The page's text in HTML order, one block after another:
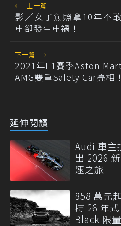
← 上一篇
影／女子駕照拿10年不
車卻發生車禍！
下一篇 →
2021年F1賽季Aston
AMG雙重Safety Car亮相！
延伸閱讀
Audi 車主
出 2026
速之旅
858 萬元
持 26 年
Black 限